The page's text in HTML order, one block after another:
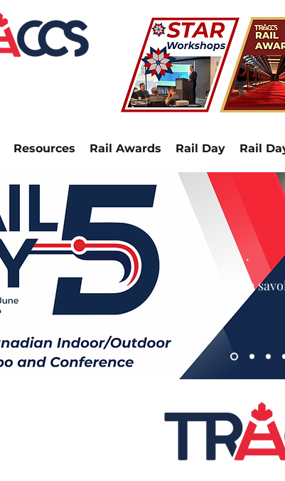
Resources Rail Awards Rail Day Rail
.
En